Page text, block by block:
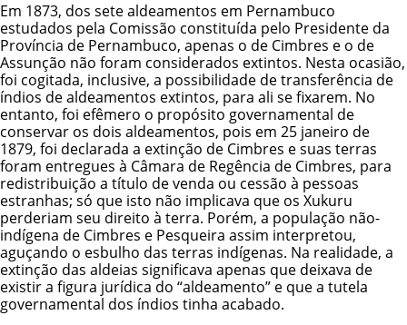
Em 1873, dos sete aldeamentos em Pernambuco
estudados pela Comissão constituída pelo Presidente da
Província de Pernambuco, apenas o de Cimbres e o de
Assunção não foram considerados extintos. Nesta ocasião,
foi cogitada, inclusive, a possibilidade de transferência de
índios de aldeamentos extintos, para ali se fixarem. No
entanto, foi efêmero o propósito governamental de
conservar os dois aldeamentos, pois em 25 janeiro de
1879, foi declarada a extinção de Cimbres e suas terras
foram entregues à Câmara de Regência de Cimbres, para
redistribuição a título de venda ou cessão à pessoas
estranhas; só que isto não implicava que os Xukuru
perderiam seu direito à terra. Porém, a população não-
indígena de Cimbres e Pesqueira assim interpretou,
aguçando o esbulho das terras indígenas. Na realidade, a
extinção das aldeias significava apenas que deixava de
existir a figura jurídica do “aldeamento” e que a tutela
governamental dos índios tinha acabado.